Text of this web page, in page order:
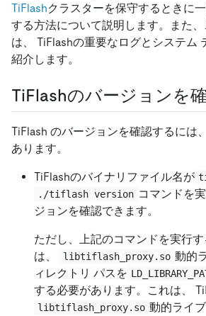
TiFlashクラスターを保守するときに
する方法について説明します。また
は、 TiFlashの重要なログとシステム
紹介します。
TiFlashのバージョンを
TiFlash のバージョンを確認するには
あります。
TiFlashのバイナリファイル名が
./tiflash version コマンドを
ジョンを確認できます。
ただし、上記のコマンドを実行す
は、
libtiflash_proxy.so 動的
ィレクトリ パスを
する必要があります。これは、
libtiflash_proxy.so 動的ライ